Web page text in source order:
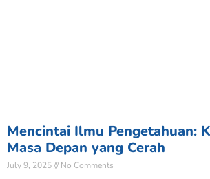
Mencintai Ilmu Pengetahuan:
Masa Depan yang Cerah
July 9, 2025 No Comments